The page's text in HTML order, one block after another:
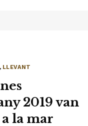
, LLEVANT
2019 van
la mar